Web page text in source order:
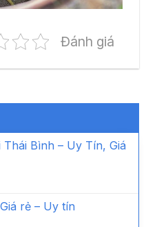
Đánh giá
Bình – Uy Tín, Giá
rẻ – Uy tín